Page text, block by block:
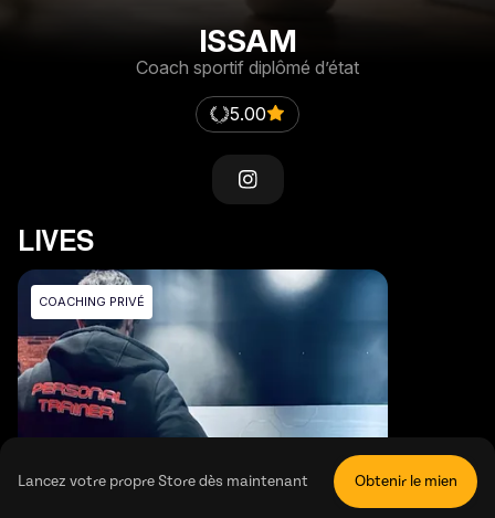
ISSAM
Coach sportif diplômé d’état
5.00
LIVES
COACHING PRIVÉ
Lancez votre propre Store dès maintenant Obtenir le mien